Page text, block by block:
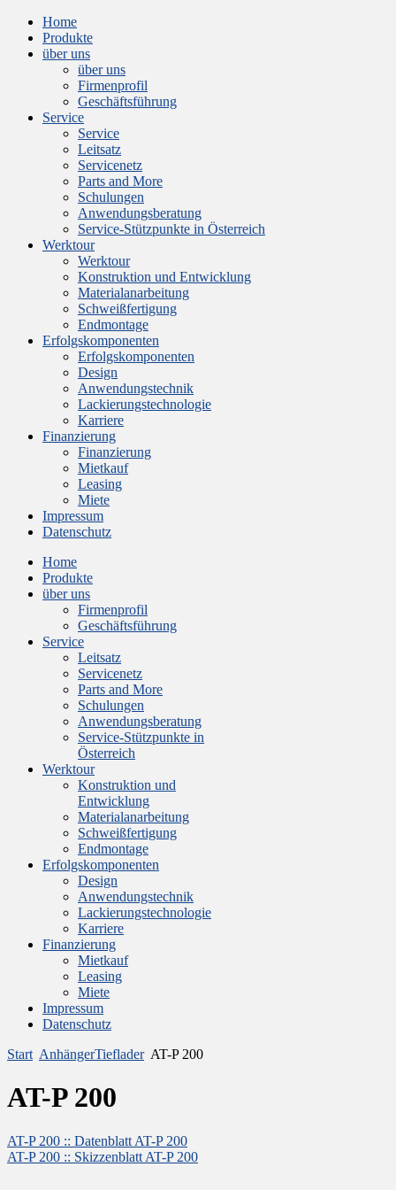
Home
Produkte
über uns
über uns
Firmenprofil
Geschäftsführung
Service
Service
Leitsatz
Servicenetz
Parts and More
Schulungen
Anwendungsberatung
Service-Stützpunkte in Österreich
Werktour
Werktour
Konstruktion und Entwicklung
Materialanarbeitung
Schweißfertigung
Endmontage
Erfolgskomponenten
Erfolgskomponenten
Design
Anwendungstechnik
Lackierungstechnologie
Karriere
Finanzierung
Finanzierung
Mietkauf
Leasing
Miete
Impressum
Datenschutz
Home
Produkte
über uns
Firmenprofil
Geschäftsführung
Service
Leitsatz
Servicenetz
Parts and More
Schulungen
Anwendungsberatung
Service-Stützpunkte in
Österreich
Werktour
Konstruktion und
Entwicklung
Materialanarbeitung
Schweißfertigung
Endmontage
Erfolgskomponenten
Design
Anwendungstechnik
Lackierungstechnologie
Karriere
Finanzierung
Mietkauf
Leasing
Miete
Impressum
Datenschutz
Start AnhängerTieflader AT-P 200
AT-P 200
AT-P 200 :: Datenblatt AT-P 200
AT-P 200 :: Skizzenblatt AT-P 200